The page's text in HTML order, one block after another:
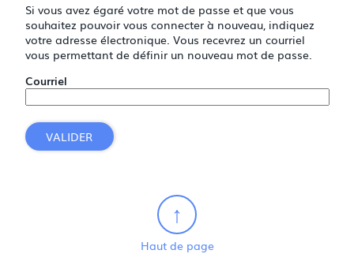
Si vous avez égaré votre mot de passe et que vous
souhaitez pouvoir vous connecter à nouveau, indiquez
votre adresse électronique. Vous recevrez un courriel
vous permettant de définir un nouveau mot de passe.
Courriel
VALIDER
Haut de page